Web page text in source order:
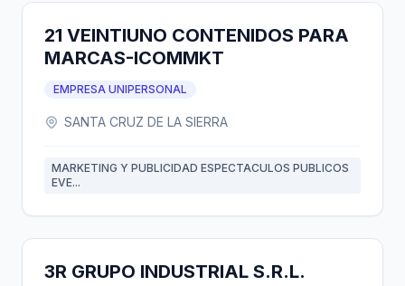
21 VEINTIUNO CONTENIDOS PARA
MARCAS-ICOMMKT
EMPRESA UNIPERSONAL
SANTA CRUZ DE LA SIERRA
MARKETING Y PUBLICIDAD ESPECTACULOS PUBLICOS
EVE...
3R GRUPO INDUSTRIAL S.R.L.